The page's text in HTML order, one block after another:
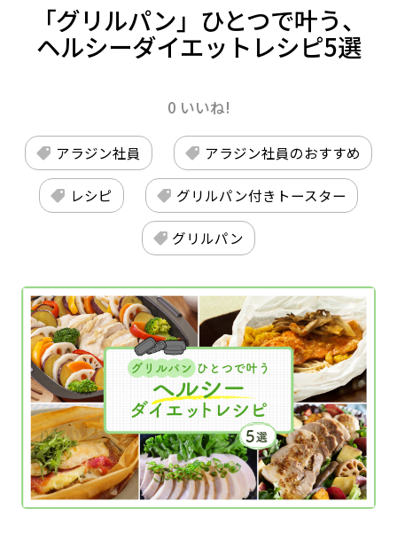
「グリルパン」ひとつで叶う、
ヘルシーダイエットレシピ5選
0 いいね!
アラジン社員 アラジン社員のおすすめ
レシピ グリルパン付きトースター
グリルパン